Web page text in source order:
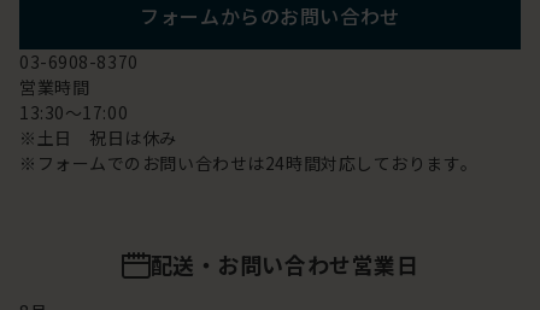
フォームからのお問い合わせ
03-6908-8370
営業時間
13:30～17:00
※土日 祝日は休み
※フォームでのお問い合わせは24時間対応しております。
配送・お問い合わせ営業日